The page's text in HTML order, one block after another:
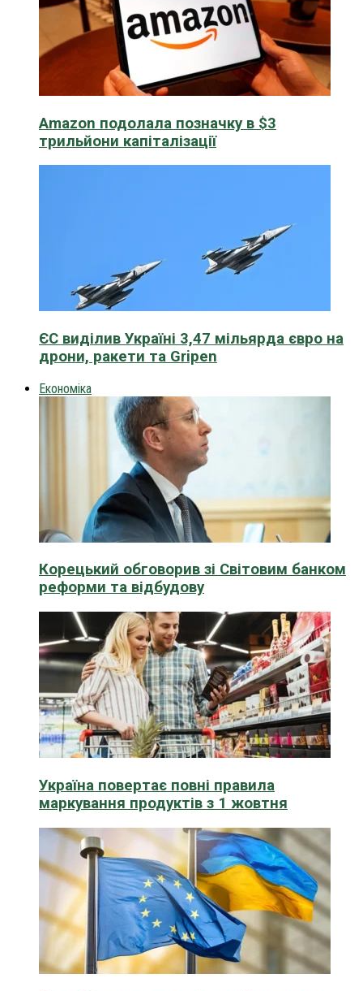
Amazon подолала позначку в $3
трильйони капіталізації
ЄС виділив Україні 3,47 мільярда євро на
дрони, ракети та Gripen
Економіка
Корецький обговорив зі Світовим банком
реформи та відбудову
Україна повертає повні правила
маркування продуктів з 1 жовтня